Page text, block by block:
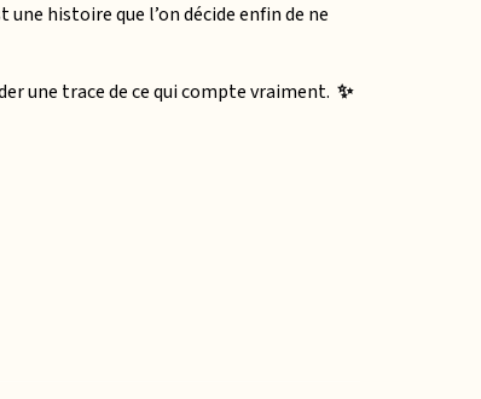
une histoire que l’on décide enfin de ne
une trace de ce qui compte vraiment. ✨